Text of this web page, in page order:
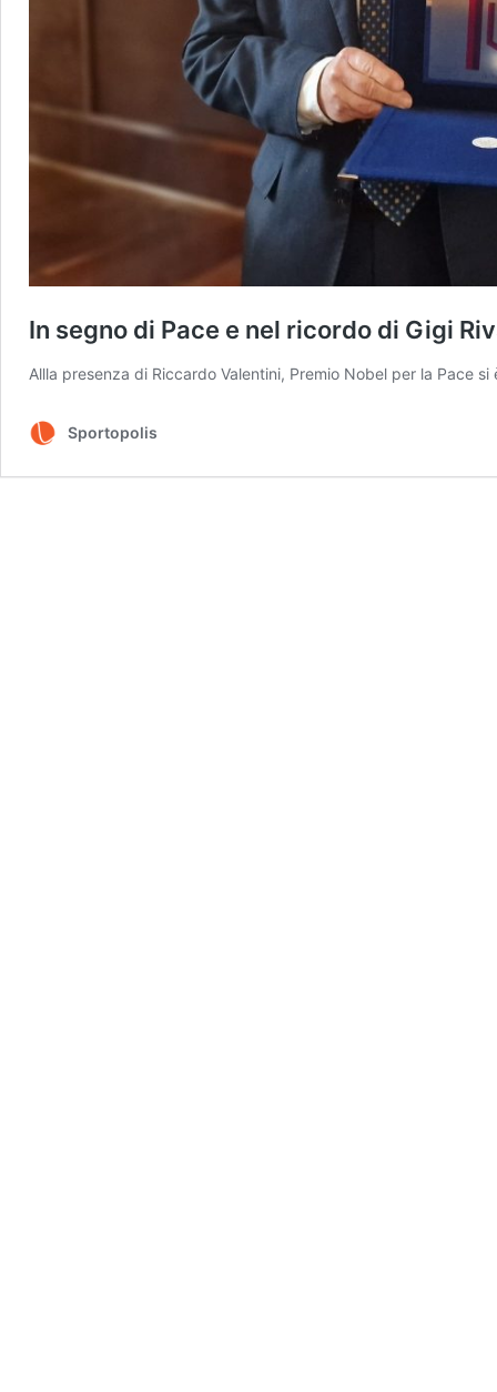
In segno di Pace e nel ricordo di Gigi
Allla presenza di Riccardo Valentini, Premio Nobel per la Pace
Sportopolis